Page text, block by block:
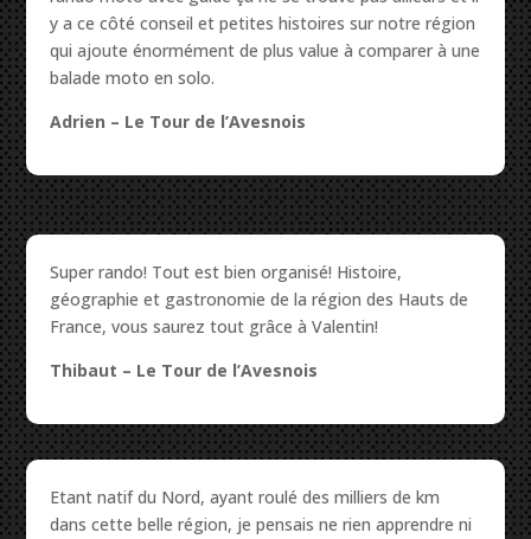
y a ce côté conseil et petites histoires sur notre région
qui ajoute énormément de plus value à comparer à une
balade moto en solo.
Adrien – Le Tour de l’Avesnois
Super rando! Tout est bien organisé! Histoire,
géographie et gastronomie de la région des Hauts de
France, vous saurez tout grâce à Valentin!
Thibaut – Le Tour de l’Avesnois
Etant natif du Nord, ayant roulé des milliers de km
dans cette belle région, je pensais ne rien apprendre ni